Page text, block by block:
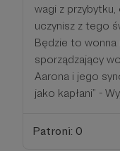
wagi z przybytku,
uczynisz z tego
Będzie to wonna
sporządzający
Aarona i jego
jako kapłani” -
Patroni: 0